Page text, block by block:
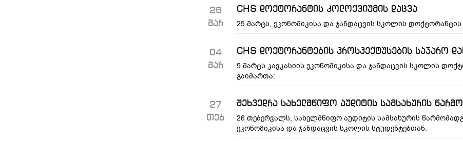
26
მარ
CHS დოქტორანტის კოლოქვიუმის დაცვა
25 მარტს, ეკონომიკისა და ჯანდაცვის სკოლის
04
მარ
CHS დოქტორანტების პროსპექტუსების საჯარო
5 მარტს კავკასიის ეკონომიკისა და ჯანდაცვის სკოლის
გაიმართა:
27
თებ
შეხვედრა სახელმწიფო აუდიტის სამსახურის
26 თებერვალს, სახელმწიფო აუდიტის სამსახურის
ეკონომიკისა და ჯანდაცვის სკოლის სტუდენტებთან.